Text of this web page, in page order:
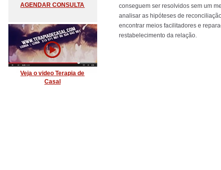
conseguem ser resolvidos sem um
analisar as hipóteses de
encontrar meios facilitadores e
restabelecimento da relação.
AGENDAR CONSULTA
Veja o video Terapia de
Casal